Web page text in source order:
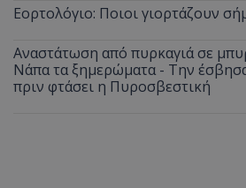
Εορτολόγιο: Ποιοι γιορτάζουν
Αναστάτωση από πυρκαγιά σε
Νάπα τα ξημερώματα - Την
πριν φτάσει η Πυροσβεστική